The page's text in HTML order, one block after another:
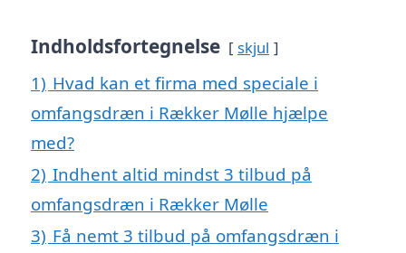
Indholdsfortegnelse skjul
1) Hvad kan et firma med speciale i
omfangsdræn i Rækker Mølle hjælpe
med?
2) Indhent altid mindst 3 tilbud på
omfangsdræn i Rækker Mølle
3) Få nemt 3 tilbud på omfangsdræn i